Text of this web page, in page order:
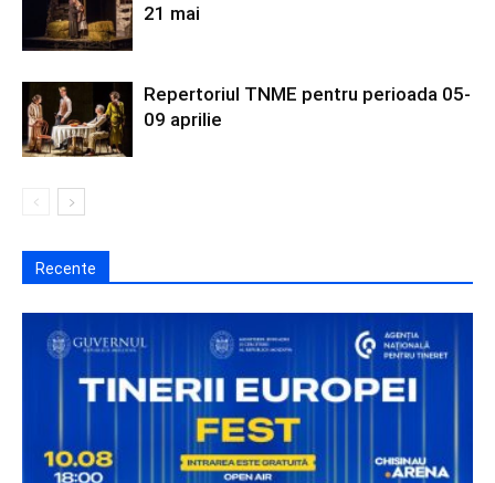
21 mai
Repertoriul TNME pentru perioada 05-
09 aprilie
Recente